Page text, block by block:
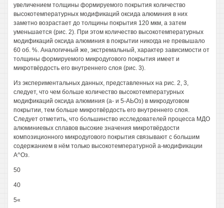
увеличением толщины формируемого покрытия количество
высокотемпературных модификаций оксида алюминия в них
заметно возрастает до толщины покрытия 120 мкм, а затем
уменьшается (рис. 2). При этом количество высокотемпературных
модификаций оксида алюминия в покрытии никогда не превышало
60 об. %. Аналогичный же, экстремальный, характер зависимости от
толщины формируемого микродугового покрытия имеет и
микротвёрдость его внутреннего слоя (рис. 3).
Из экспериментальных данных, представленных на рис. 2, 3,
следует, что чем больше количество высокотемпературных
модификаций оксида алюминия (а- и 5-АЬОз) в микродуговом
покрытии, тем больше микротвёрдость его внутреннего слоя.
Следует отметить, что большинство исследователей процесса МДО
алюминиевых сплавов высокие значения микротвёрдости
композиционного микродугового покрытия связывают с большим
содержанием в нём только высокотемпературной а-модификации
А^Оз.
50
40
5«